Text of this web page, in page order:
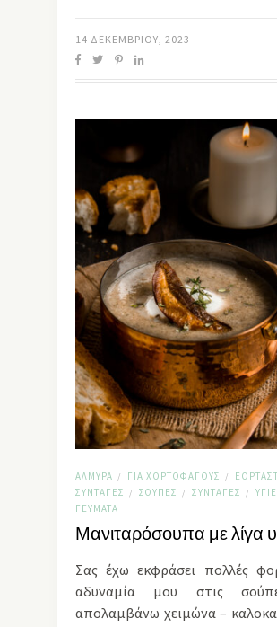
14 ΔΕΚΕΜΒΡΊΟΥ, 2023
ΑΛΜΥΡΆ / ΓΙΑ ΧΟΡΤΟΦΆΓΟΥΣ /
ΣΥΝΤΑΓΈΣ
/ ΣΟΎΠΕΣ / ΣΥΝΤΑΓΈΣ /
ΓΕΎΜΑΤΑ
Μανιταρόσουπα με λίγα
Σας έχω εκφράσει πολλές
αδυναμία μου στις
απολαμβάνω χειμώνα –